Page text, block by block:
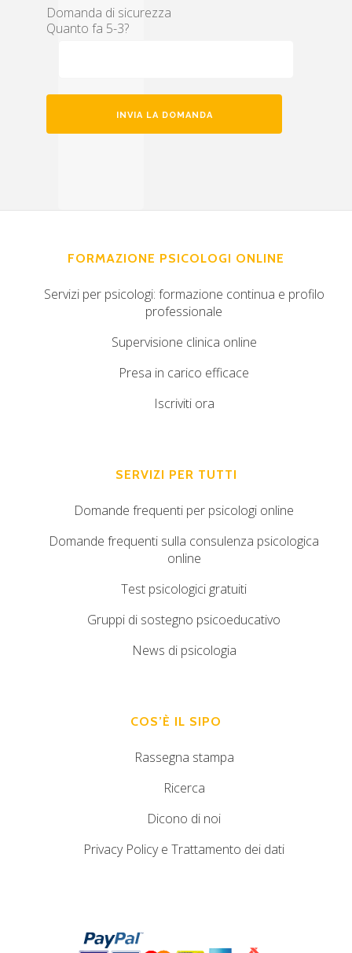
Domanda di sicurezza
Quanto fa 5-3?
FORMAZIONE PSICOLOGI ONLINE
Servizi per psicologi: formazione continua e profilo
professionale
Supervisione clinica online
Presa in carico efficace
Iscriviti ora
SERVIZI PER TUTTI
Domande frequenti per psicologi online
Domande frequenti sulla consulenza psicologica
online
Test psicologici gratuiti
Gruppi di sostegno psicoeducativo
News di psicologia
COS’È IL SIPO
Rassegna stampa
Ricerca
Dicono di noi
Privacy Policy e Trattamento dei dati